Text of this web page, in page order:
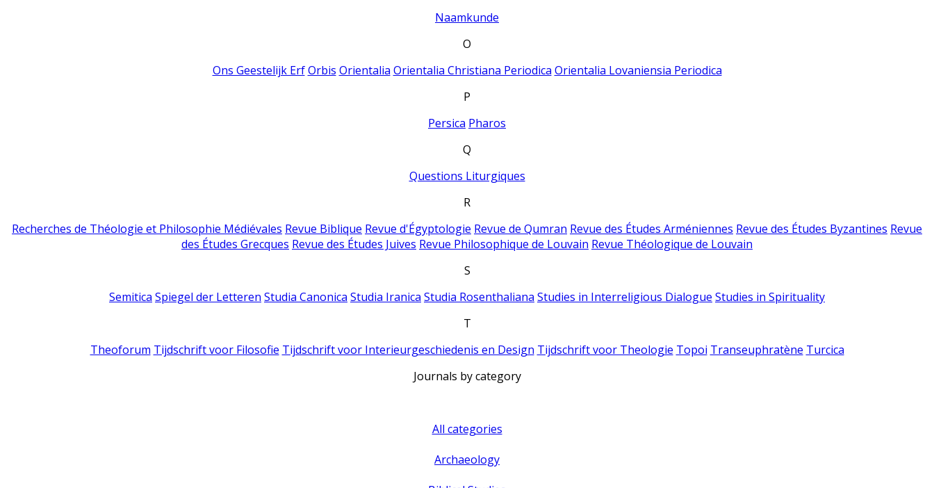
Naamkunde
O
Ons Geestelijk Erf Orbis Orientalia Orientalia Christiana Periodica Orientalia Lovaniensia Periodica
P
Persica Pharos
Q
Questions Liturgiques
R
Recherches de Théologie et Philosophie Médiévales Revue Biblique Revue d'Égyptologie Revue de Qumran Revue des Études Arméniennes Revue des Études Byzantines Revue
des Études Grecques Revue des Études Juives Revue Philosophique de Louvain Revue Théologique de Louvain
S
Semitica Spiegel der Letteren Studia Canonica Studia Iranica Studia Rosenthaliana Studies in Interreligious Dialogue Studies in Spirituality
T
Theoforum Tijdschrift voor Filosofie Tijdschrift voor Interieurgeschiedenis en Design Tijdschrift voor Theologie Topoi Transeuphratène Turcica
Journals by category
All categories
Archaeology